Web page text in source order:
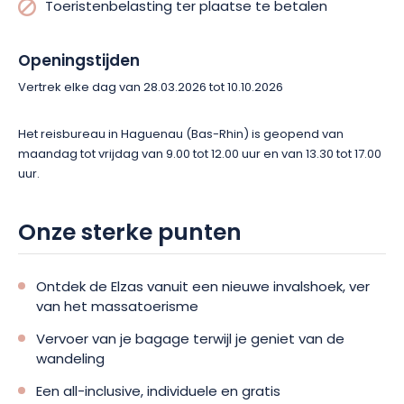
Een van de hoogtepunten van de wandeling: een bezoek aan
centrum van de Elzas en biedt een adembenemend uitzicht
Muur, langs de ruïnes van de Dreistein en Birkenfels, voordat u
eeuwenoude dennenbomen.
Dag 6: Le Hohwald naar Barr ca. 17 km
U gaat zachtjes bergafwaarts in de richting van de
wijngaarden, door Andlau en zijn Romaanse abdijkerk en
mooiste dorpen van Frankrijk staat. Hier vertelt elk steegje zijn
eigen verhaal, tussen blonde stenen, wijnbouwershuizen en
beroemde Grands Crus. De aankomst in Barr, een mooi stadje
met een rijk erfgoed, markeert het einde van een
onvergetelijke reis.
Toeristenbelasting ter plaatse te betalen
Openingstijden
Vertrek elke dag van 28.03.2026 tot 10.10.2026
Het reisbureau in Haguenau (Bas-Rhin) is geopend van
maandag tot vrijdag van 9.00 tot 12.00 uur en van 13.30 tot 17.00
uur.
Onze sterke punten
Ontdek de Elzas vanuit een nieuwe invalshoek, ver
van het massatoerisme
Vervoer van je bagage terwijl je geniet van de
wandeling
Een all-inclusive, individuele en gratis